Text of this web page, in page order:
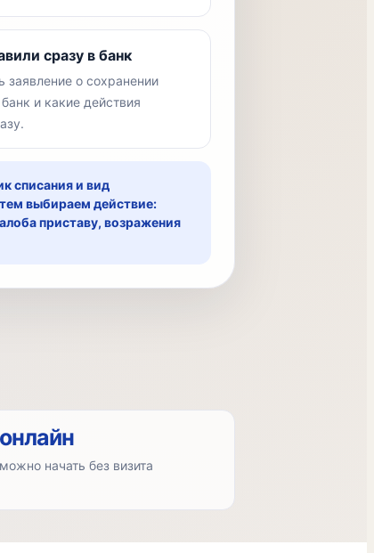
сразу в банк
о сохранении
и какие действия
списания и вид
выбираем действие:
приставу, возражения
онлайн
можно начать без визита